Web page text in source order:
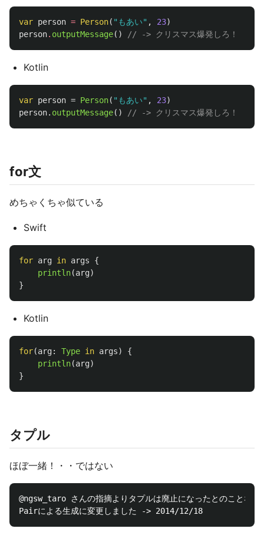
var person = Person( "もあい" , 23)
person. outputMessage() // -> クリスマス爆発しろ！
Kotlin
var person = Person( "もあい" , 23)
person. outputMessage() // -> クリスマス爆発しろ！
for文
めちゃくちゃ似ている
Swift
for arg in args
{
println(arg)
}
Kotlin
for(arg: Type in args)
{
println(arg)
}
タプル
ほぼ一緒！・・ではない
@ngsw_taro さんの指摘よりタプルは廃止になったとのことなの